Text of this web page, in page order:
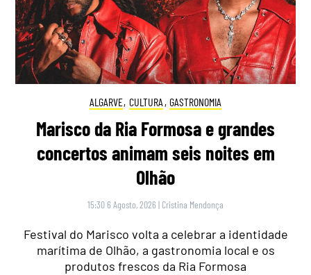
ALGARVE, CULTURA , GASTRONOMIA
Marisco da Ria Formosa e grandes
concertos animam seis noites em
Olhão
15:30 6 Agosto, 2026 | Cristina Mendonça
Festival do Marisco volta a celebrar a identidade
marítima de Olhão, a gastronomia local e os
produtos frescos da Ria Formosa